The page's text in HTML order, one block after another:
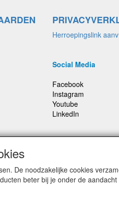
Herroepingslink
Social Media
Facebook
Instagram
Youtube
LinkedIn
21% BTW, tenzij anders
2024, alle rechten
De noodzakelijke cookies
beter bij je onder de